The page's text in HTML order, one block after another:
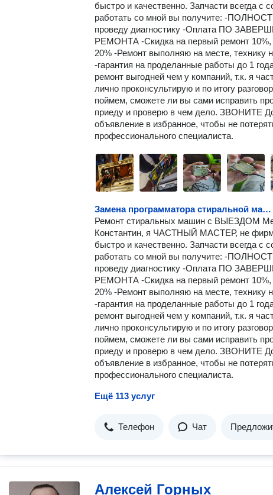
быстро и качественно. Запчасти всегда с
работать со мной вы получите: -
проведу диагностику -Оплата ПО
РЕМОНТА -Скидка на первый ремонт 10%,
20% -Ремонт выполняю на месте, технику
-гарантия на проделанные работы до 1
ремонт выгодней чем у компаний, т.к. я
лично проконсультирую и по итогу
поймем, сможете ли вы сами исправить
приеду и проверю в чем дело. ЗВОНИТЕ
объявление в избранное, чтобы не
профессионального специалиста.
Замена программатора стиральной машины
Ремонт стиральных машин с ВЫЕЗДОМ
Константин, я ЧАСТНЫЙ МАСТЕР, не
быстро и качественно. Запчасти всегда с
работать со мной вы получите: -
проведу диагностику -Оплата ПО
РЕМОНТА -Скидка на первый ремонт 10%,
20% -Ремонт выполняю на месте, технику
-гарантия на проделанные работы до 1
ремонт выгодней чем у компаний, т.к. я
лично проконсультирую и по итогу
поймем, сможете ли вы сами исправить
приеду и проверю в чем дело. ЗВОНИТЕ
объявление в избранное, чтобы не
профессионального специалиста.
Ещё 113 услуг
Телефон Чат
Алексей Горных